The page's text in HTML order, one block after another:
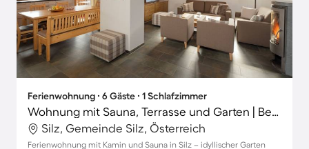
Ferienwohnung ∙ 6 Gäste ∙ 1 Schlafzimmer
Wohnung mit Sauna, Terrasse und Garten | Bergblick
Silz, Gemeinde Silz, Österreich
Ferienwohnung mit Kamin und Sauna in Silz – idyllischer Garten